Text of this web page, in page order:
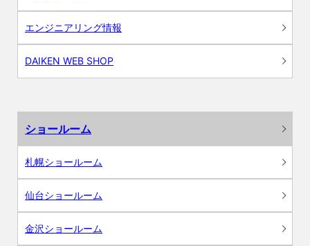
エンジニアリング情報
DAIKEN WEB SHOP
ショールーム
札幌ショールーム
仙台ショールーム
金沢ショールーム